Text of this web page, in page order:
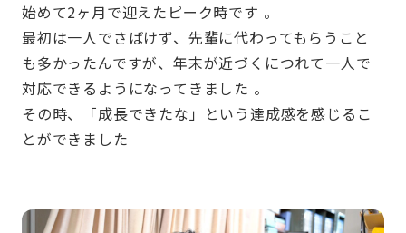
始めて2ヶ月で迎えたピーク時です 。
最初は一人でさばけず、先輩に代わってもらうこと
も多かったんですが、年末が近づくにつれて一人で
対応できるようになってきました 。
その時、「成長できたな」という達成感を感じるこ
とができました